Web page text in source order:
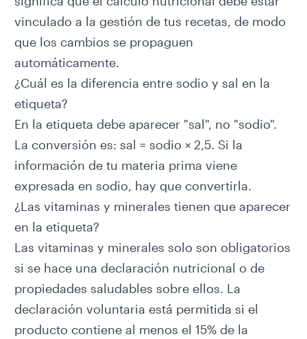
vinculado a la gestión de tus recetas, de modo
que los cambios se propaguen
automáticamente.
¿Cuál es la diferencia entre sodio y sal en la
etiqueta?
En la etiqueta debe aparecer "sal", no "sodio".
La conversión es: sal = sodio × 2,5. Si la
información de tu materia prima viene
expresada en sodio, hay que convertirla.
¿Las vitaminas y minerales tienen que aparecer
en la etiqueta?
Las vitaminas y minerales solo son obligatorios
si se hace una declaración nutricional o de
propiedades saludables sobre ellos. La
declaración voluntaria está permitida si el
producto contiene al menos el 15% de la